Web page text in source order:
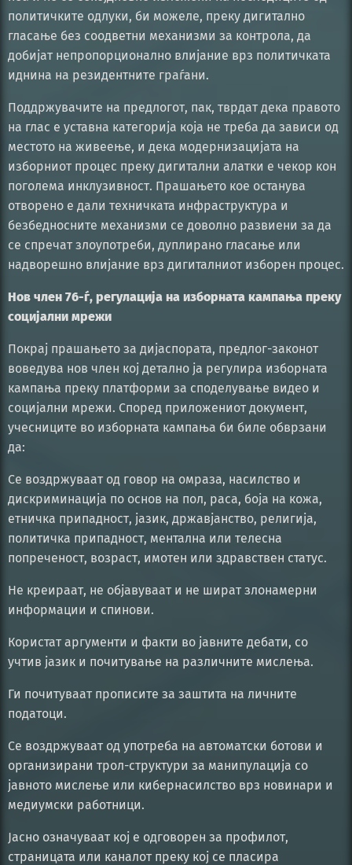
политичките одлуки, би можеле, преку дигитално
гласање без соодветни механизми за контрола, да
добијат непропорционално влијание врз политичката
иднина на резидентните граѓани.
Поддржувачите на предлогот, пак, тврдат дека правото
на глас е уставна категорија која не треба да зависи од
местото на живеење, и дека модернизацијата на
изборниот процес преку дигитални алатки е чекор кон
поголема инклузивност. Прашањето кое останува
отворено е дали техничката инфраструктура и
безбедносните механизми се доволно развиени за да
се спречат злоупотреби, дуплирано гласање или
надворешно влијание врз дигиталниот изборен процес.
Нов член 76-ѓ, регулација на изборната кампања преку
социјални мрежи
Покрај прашањето за дијаспората, предлог-законот
воведува нов член кој детално ја регулира изборната
кампања преку платформи за споделување видео и
социјални мрежи. Според приложениот документ,
учесниците во изборната кампања би биле обврзани
да:
Се воздржуваат од говор на омраза, насилство и
дискриминација по основ на пол, раса, боја на кожа,
етничка припадност, јазик, државјанство, религија,
политичка припадност, ментална или телесна
попреченост, возраст, имотен или здравствен статус.
Не креираат, не објавуваат и не шират злонамерни
информации и спинови.
Користат аргументи и факти во јавните дебати, со
учтив јазик и почитување на различните мислења.
Ги почитуваат прописите за заштита на личните
податоци.
Се воздржуваат од употреба на автоматски ботови и
организирани трол-структури за манипулација со
јавното мислење или кибернасилство врз новинари и
медиумски работници.
Јасно означуваат кој е одговорен за профилот,
страницата или каналот преку кој се пласира